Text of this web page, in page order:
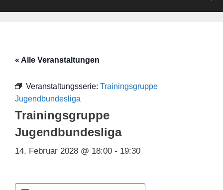
« Alle Veranstaltungen
Veranstaltungsserie: Trainingsgruppe
Jugendbundesliga
Trainingsgruppe
Jugendbundesliga
14. Februar 2028 @ 18:00 - 19:30